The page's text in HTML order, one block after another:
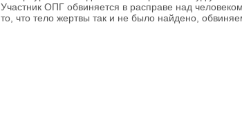
Участник ОПГ обвиняется в расправе над
то, что тело жертвы так и не было найдено,